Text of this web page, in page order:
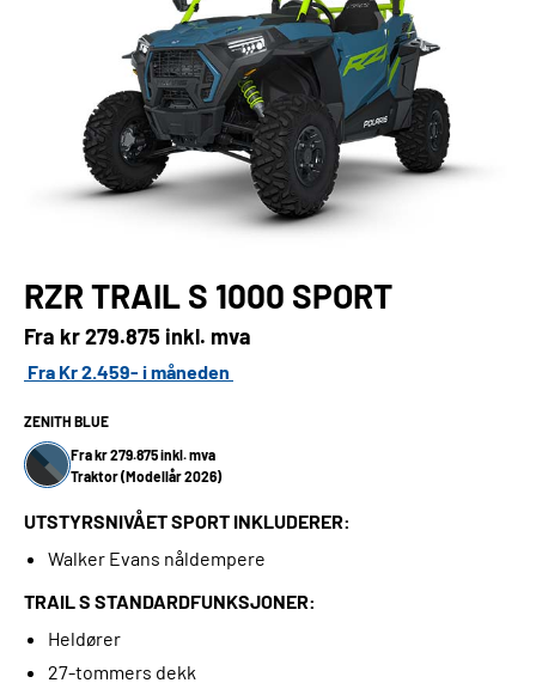
RZR TRAIL S 1000 SPORT
Fra kr279.875 inkl. mva
Fra Kr 2.459- i måneden
ZENITH BLUE
Fra kr 279.875 inkl. mva
Traktor (Modellår 2026)
UTSTYRSNIVÅET SPORT INKLUDERER:
Walker Evans nåldempere
TRAIL S STANDARDFUNKSJONER:
Heldører
27-tommers dekk